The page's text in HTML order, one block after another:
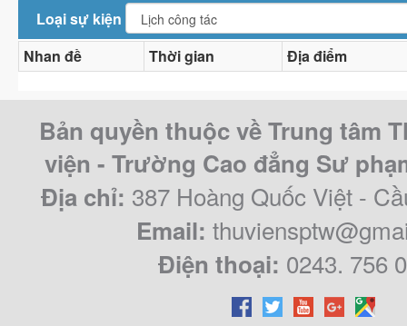
Loại sự kiện
Nhan đề
Thời gian Địa điểm
Bản quyền thuộc về Trung tâm
viện - Trường Cao đẳng Sư
Địa chỉ: 387 Hoàng Quốc Việt -
Email:
Điện thoại: 0243. 756